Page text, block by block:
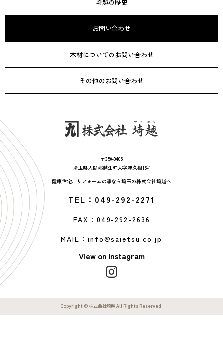
埼越の歴史
お問い合わせ
木材についてのお問い合わせ
その他のお問い合わせ
〒350-0405
埼玉県入間郡越生町大字津久根15-1
健康住宅、リフォームの事なら埼玉の株式会社埼越へ
TEL：049-292-2271
FAX：049-292-2636
MAIL：info@saietsu.co.jp
View on Instagram
Copyright © 株式会社埼越 All Rights Reserved.